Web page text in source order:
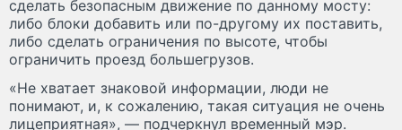
сделать безопасным движение по данному мосту:
либо блоки добавить или по-другому их поставить,
либо сделать ограничения по высоте, чтобы
ограничить проезд большегрузов.
«Не хватает знаковой информации, люди не
понимают, и, к сожалению, такая ситуация не очень
лицеприятная», — подчеркнул временный мэр.